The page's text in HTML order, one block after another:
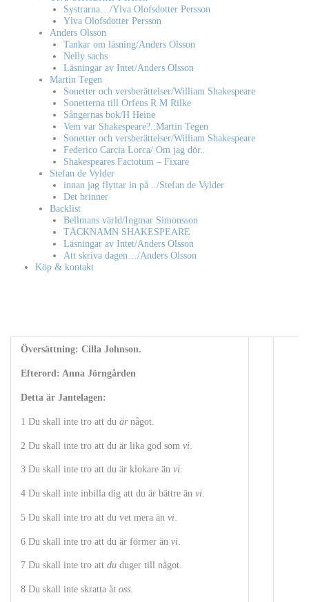
Systrarna…/Ylva Olofsdotter Persson
Ylva Olofsdotter Persson
Anders Olsson
Tankar om läsning/Anders Olsson
Nelly sachs
Läsningar av Intet/Anders Olsson
Martin Tegen
Sonetter och versberättelser/William Shakespeare
Sonetterna till Orfeus R M Rilke
Sångernas bok/H Heine
Vem var Shakespeare?..Martin Tegen
Sonetter och versberättelser/William Shakespeare
Federico Carcia Lorca/ Om jag dör..
Shakespeares Factotum – Fixare
Stefan de Vylder
innan jag flyttar in på ../Stefan de Vylder
Det brinner
Backlist
Bellmans värld/Ingmar Simonsson
TÄCKNAMN SHAKESPEARE
Läsningar av Intet/Anders Olsson
Att skriva dagen…/Anders Olsson
Köp & kontakt
Översättning: Cilla Johnson.
Efterord: Anna Jörngården
Detta är Jantelagen:
1 Du skall inte tro att du ärnågot.
2 Du skall inte tro att du är lika god som vi.
3 Du skall inte tro att du är klokare än vi.
4 Du skall inte inbilla dig att du är bättre än vi.
5 Du skall inte tro att du vet mera än vi.
6 Du skall inte tro att du är förmer än vi.
7 Du skall inte tro att duduger till något.
8 Du skall inte skratta åt oss.